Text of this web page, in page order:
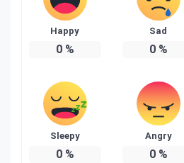
Happy
0%
Sad
0%
Sleepy
0%
Angry
0%